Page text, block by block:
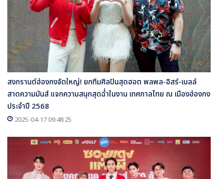
สงกรานต์ฮ่องกงจัดใหญ่! ยกทีมศิลปินสุดฮอต พลพล-อิสร์-เบลล์
สาดความมันส์ แจกความสนุกสุดฉ่ำในงาน เทศกาลไทย ณ เมืองฮ่องกง
ประจำปี 2568
2025-04-17 09:48:25